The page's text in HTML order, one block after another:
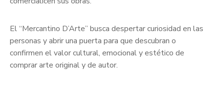
El “Mercantino D’Arte” busca despertar curiosidad en las
personas y abrir una puerta para que descubran o
confirmen el valor cultural, emocional y estético de
comprar arte original y de autor.